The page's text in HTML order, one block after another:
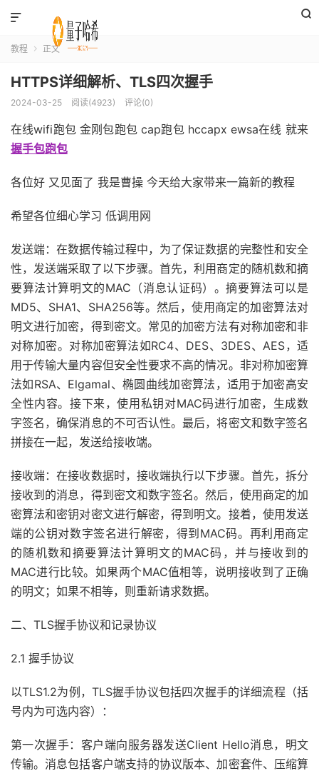


教程  正文
HTTPS详细解析、TLS四次握手
2024-03-25 阅读(4923) 评论(0)
在线wifi跑包 金刚包跑包 cap跑包 hccapx ewsa在线 就来
握手包跑包
各位好 又见面了 我是曹操 今天给大家带来一篇新的教程
希望各位细心学习 低调用网
发送端：在数据传输过程中，为了保证数据的完整性和安全
性，发送端采取了以下步骤。首先，利用商定的随机数和摘
要算法计算明文的MAC（消息认证码）。摘要算法可以是
MD5、SHA1、SHA256等。然后，使用商定的加密算法对
明文进行加密，得到密文。常见的加密方法有对称加密和非
对称加密。对称加密算法如RC4、DES、3DES、AES，适
用于传输大量内容但安全性要求不高的情况。非对称加密算
法如RSA、Elgamal、椭圆曲线加密算法，适用于加密高安
全性内容。接下来，使用私钥对MAC码进行加密，生成数
字签名，确保消息的不可否认性。最后，将密文和数字签名
拼接在一起，发送给接收端。
接收端：在接收数据时，接收端执行以下步骤。首先，拆分
接收到的消息，得到密文和数字签名。然后，使用商定的加
密算法和密钥对密文进行解密，得到明文。接着，使用发送
端的公钥对数字签名进行解密，得到MAC码。再利用商定
的随机数和摘要算法计算明文的MAC码，并与接收到的
MAC进行比较。如果两个MAC值相等，说明接收到了正确
的明文；如果不相等，则重新请求数据。
二、TLS握手协议和记录协议
2.1 握手协议
以TLS1.2为例，TLS握手协议包括四次握手的详细流程（括
号内为可选内容）：
第一次握手：客户端向服务器发送Client Hello消息，明文
传输。消息包括客户端支持的协议版本、加密套件、压缩算